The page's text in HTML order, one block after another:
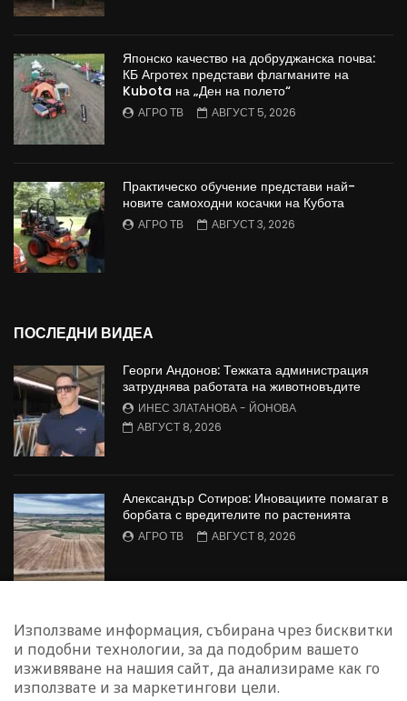
Японско качество на добруджанска почва:
КБ Агротех представи флагманите на
Kubota на „Ден на полето“
АГРО ТВ АВГУСТ 5, 2026
Практическо обучение представи най-
новите самоходни косачки на Кубота
АГРО ТВ АВГУСТ 3, 2026
ПОСЛЕДНИ ВИДЕА
Георги Андонов: Тежката администрация
затруднява работата на животновъдите
ИНЕС ЗЛАТАНОВА - ЙОНОВА
АВГУСТ 8, 2026
Александър Сотиров: Иновациите помагат в
борбата с вредителите по растенията
АГРО ТВ АВГУСТ 8, 2026
МАЛИНОПРОИЗВОДСТВО: Недостиг на
работна ръка в сектора
БОЖИДАР КАПИТАНСКИ АВГУСТ 8, 2026
Използваме информация, събирана чрез бисквитки
и подобни технологии, за да подобрим вашето
изживяване на нашия сайт, да анализираме как го
използвате и за маркетингови цели.